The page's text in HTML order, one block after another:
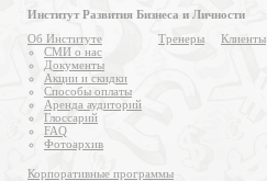
Институт Развития Бизнеса и Личности
Об Институте
СМИ о нас
Документы
Акции и скидки
Способы оплаты
Аренда аудиторий
Глоссарий
FAQ
Фотоархив
Тренеры Клиенты
Корпоративные программы